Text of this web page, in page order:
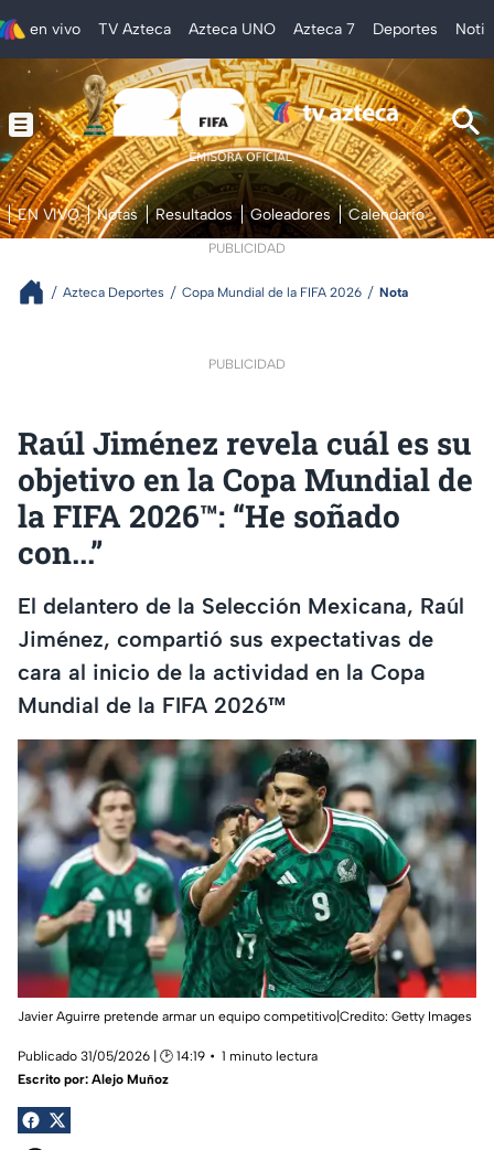
en vivo TV Azteca Azteca UNO Azteca 7 Deportes
EN VIVO Notas Resultados Goleadores Calendario
PUBLICIDAD
Azteca Deportes Copa Mundial de la FIFA 2026 Nota
PUBLICIDAD
Raúl Jiménez revela cuál es su
objetivo en la Copa Mundial de
la FIFA 2026™: “He soñado
con...”
El delantero de la Selección Mexicana, Raúl
Jiménez, compartió sus expectativas de
cara al inicio de la actividad en la Copa
Mundial de la FIFA 2026™
Javier Aguirre pretende armar un equipo competitivo|Credito: Getty Images
Publicado 31/05/2026 | 🕑 14:19
1 minuto lectura
Escrito por: Alejo Muñoz